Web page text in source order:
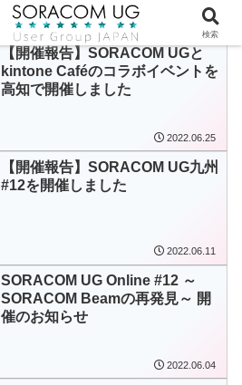
【開催報告】SORACOM UGと
kintone Caféのコラボイベントを
高知で開催しました
2022.06.25
【開催報告】SORACOM UG九州
#12を開催しました
2022.06.11
SORACOM UG Online #12 ～
SORACOM Beamの再発見～ 開
催のお知らせ
2022.06.04
検索